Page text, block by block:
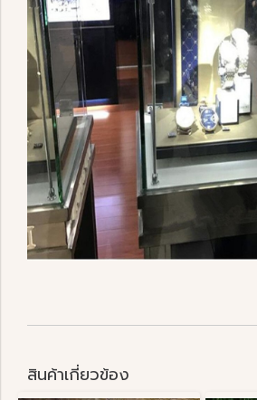
สินค้าเกี่ยวข้อง